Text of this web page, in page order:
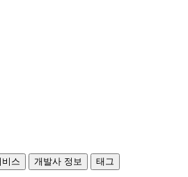
스 개발사 정보 태그